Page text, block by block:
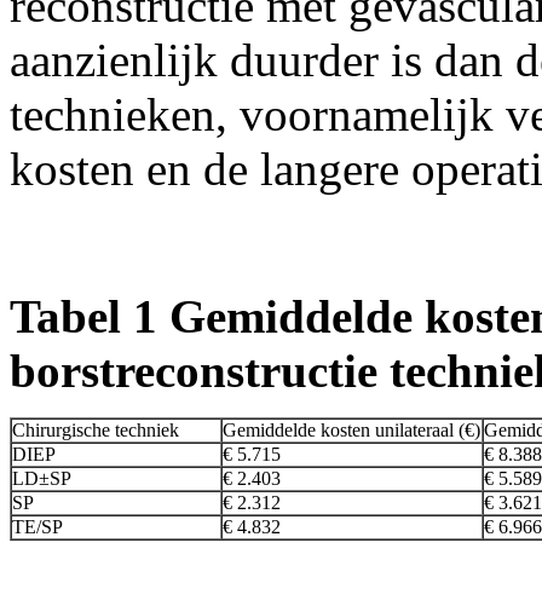
aanzienlijk duurder is dan
technieken, voornamelijk
kosten en de langere
Tabel 1 Gemiddelde
borstreconstructie
Chirurgische techniek Gemiddelde kosten unilateraal (€)
DIEP
€ 5.715
€ 8.388
LD±SP
€ 2.403
€ 5.589
SP
€ 2.312
€ 3.621
TE/SP
€ 4.832 € 6.966